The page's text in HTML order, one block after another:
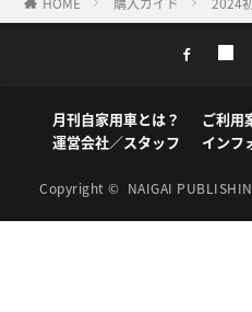
月刊自家用車とは？ ご利用
運営会社／スタッフ
インフ
Copyright © NAIGAI